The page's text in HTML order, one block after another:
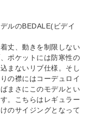
ルのBEDALE(ビデイ
丈、動きを制限しない
ポケットには防寒性の
まないリブ仕様。そし
の襟にはコーデュロイ
まさにこのモデルとい
。こちらはレギュラー
のサイジングとなって